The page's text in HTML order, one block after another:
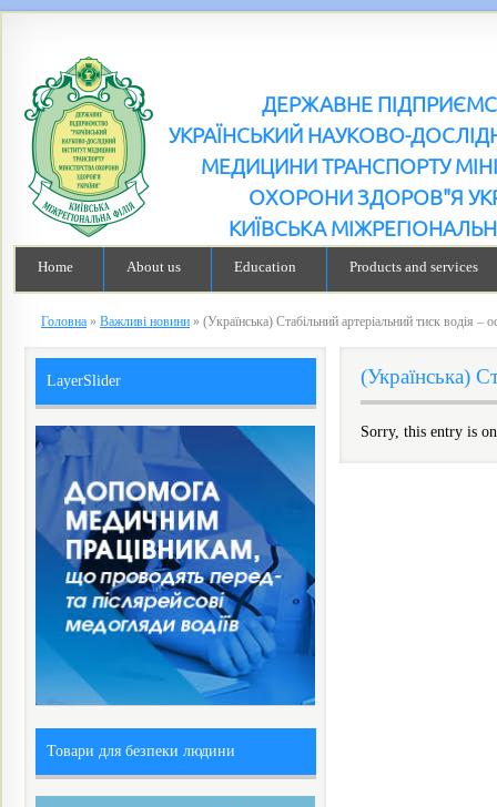
ДЕРЖАВНЕ
УКРАЇНСЬКИЙ НАУКОВО-
МЕДИЦИНИ ТРАНСПОРТУ
ОХОРОНИ ЗДОРОВ"Я
КИЇВСЬКА
Home About us Education Products and services
Головна » Важливі новини » (Українська) Стабільний артеріальний тиск водія –
(Українська)
Sorry, this entry is
LayerSlider
Товари для безпеки людини